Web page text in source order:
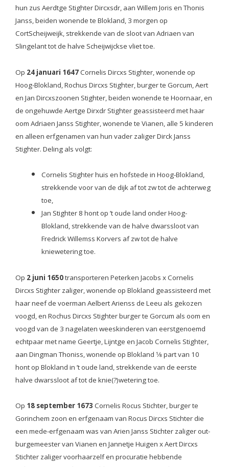
hun zus Aerdtge Stighter Dircxsdr, aan Willem Joris en Thonis
Janss, beiden wonende te Blokland, 3 morgen op
CortScheijweijk, strekkende van de sloot van Adriaen van
Slingelant tot de halve Scheijwijckse vliet toe.
Op 24 januari 1647Cornelis Dircxs Stighter, wonende op
Hoog-Blokland, Rochus Dircxs Stighter, burger te Gorcum, Aert
en Jan Dircxszoonen Stighter, beiden wonende te Hoornaar, en
de ongehuwde Aertge Dirxdr Stighter geassisteerd met haar
oom Adriaen Janss Stighter, wonende te Vianen, alle 5 kinderen
en alleen erfgenamen van hun vader zaliger Dirck Janss
Stighter. Deling als volgt:
Cornelis Stighter huis en hofstede in Hoog-Blokland,
strekkende voor van de dijk af tot zw tot de achterweg
toe,
Jan Stighter 8 hont op ’t oude land onder Hoog-
Blokland, strekkende van de halve dwarssloot van
Fredrick Willemss Korvers af zw tot de halve
kniewetering toe.
Op 2 juni 1650transporteren Peterken Jacobs x Cornelis
Dircxs Stighter zaliger, wonende op Blokland geassisteerd met
haar neef de voerman Aelbert Arienss de Leeu als gekozen
voogd, en Rochus Dircxs Stighter burger te Gorcum als oom en
voogd van de 3 nagelaten weeskinderen van eerstgenoemd
echtpaar met name Geertje, Lijntge en Jacob Cornelis Stighter,
aan Dingman Thoniss, wonende op Blokland 1⁄8 part van 10
hont op Blokland in ’t oude land, strekkende van de eerste
halve dwarssloot af tot de knie(?)wetering toe.
Op 18 september 1673 Cornelis Rocus Stichter, burger te
Gorinchem zoon en erfgenaam van Rocus Dircxs Stichter die
een mede-erfgenaam was van Arien Janss Stichter zaliger out-
burgemeester van Vianen en Jannetje Huigen x Aert Dircxs
Stichter zaliger voorhaarzelf en procuratie hebbende